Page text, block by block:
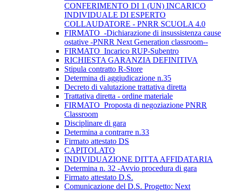
CONFERIMENTO DI 1 (UN) INCARICO
INDIVIDUALE DI ESPERTO
COLLAUDATORE - PNRR SCUOLA 4.0
FIRMATO_-Dichiarazione di insussistenza cause
ostative -PNRR Next Generation classroom--
FIRMATO_Incarico RUP-Subentro
RICHIESTA GARANZIA DEFINITIVA
Stipula contratto R-Store
Determina di aggiudicazione n.35
Decreto di valutazione trattativa diretta
Trattativa diretta - ordine materiale
FIRMATO_Proposta di negoziazione PNRR
Classroom
Disciplinare di gara
Determina a contrarre n.33
Firmato attestato DS
CAPITOLATO
INDIVIDUAZIONE DITTA AFFIDATARIA
Determina n. 32 -Avvio procedura di gara
Firmato attestato D.S.
Comunicazione del D.S. Progetto: Next